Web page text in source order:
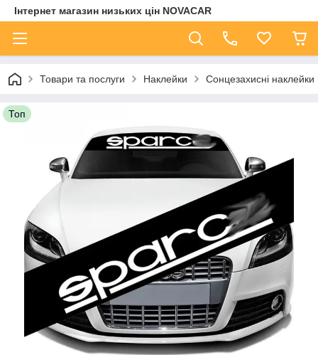
Інтернет магазин низьких цін NOVACAR
Товари та послуги Наклейки Сонцезахисні
Топ